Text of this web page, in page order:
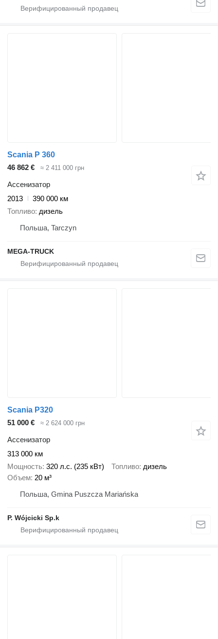
Scania P 360
46 862 €
≈ 2 411 000 грн
Ассенизатор
2013
390 000 км
Топливо дизель
Польша, Tarczyn
MEGA-TRUCK
Scania P320
51 000 €
≈ 2 624 000 грн
Ассенизатор
313 000 км
Мощность 320 л.с. (235 кВт) Топливо дизель
Объем 20 м³
Польша, Gmina Puszcza Mariańska
P. Wójcicki Sp.k